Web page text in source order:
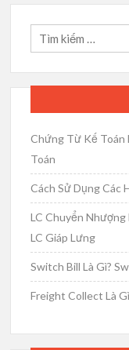
Chứng Từ Kế Toán
Toán
Cách Sử Dụng Các
LC Chuyển Nhượng
LC Giáp Lưng
Switch Bill Là Gì?
Freight Collect Là